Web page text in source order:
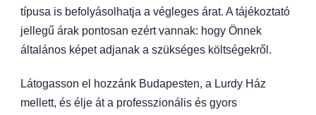
típusa is befolyásolhatja a végleges árat. A tájékoztató
jellegű árak pontosan ezért vannak: hogy Önnek
általános képet adjanak a szükséges költségekről.
Látogasson el hozzánk Budapesten, a Lurdy Ház
mellett, és élje át a professzionális és gyors